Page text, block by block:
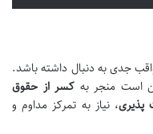
جدی به دنبال داشته باشد.
است منجر به کسر از حقوق
، نیاز به تمرکز مداوم و